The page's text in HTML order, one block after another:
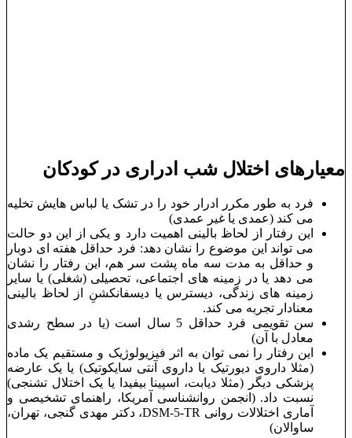
معیارهای اختلال شب ادراری در کودکان
فرد به طور مکرر ادرار خود را در تشک یا لباس هایش تخلیه
می کند (عمدی یا غیر عمدی)
این رفتار از لحاظ بالینی اهمیت دارد و یکی از این دو حالت
می تواند این موضوع را نشان دهد: فرد حداقل هفته ای دوبار
و حداقل به مدت سه ماه پشت سر هم، این رفتار را نشان
می دهد یا در زمینه های اجتماعی، تحصیلی (شغلی) یا سایر
زمینه های زندگی، دیسترس یا دیسفانکشنِ از لحاظ بالینی
معنادار تجربه می کند.
سن تقویمی فرد حداقل 5 سال است (یا در سطح رشدی
معادل با آن)
این رفتار را نمی توان به اثر فیزیولوژیک و مستقیم یک ماده
(مثلا داروی دیورتیک یا داروی آنتی سایکوتیک) یا یک عارضه
پزشکی دیگر (مثلا دیابت، اسپینا بیفیدا یا یک اختلال تشنجی)
نسبت داد. (انجمن روانشناسی آمریکا، راهنمای تشخیصی و
آماری اختلالات روانی DSM-5-TR، دکتر مهدی گنجی، تهران،
ساوالان)